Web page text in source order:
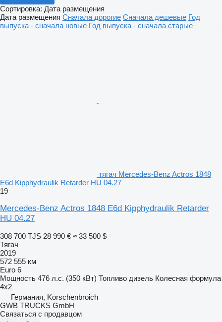
Сортировка: Дата размещения
Дата размещения Сначала дорогие Сначала дешевые Год
выпуска - сначала новые Год выпуска - сначала старые
тягач Mercedes-Benz Actros 1848
E6d Kipphydraulik Retarder HU 04.27
19
Mercedes-Benz Actros 1848 E6d Kipphydraulik Retarder
HU 04.27
308 700 TJS 28 990 € ≈ 33 500 $
Тягач
2019
572 555 км
Euro 6
Мощность 476 л.с. (350 кВт) Топливо дизель Колесная формула
4x2
Германия, Korschenbroich
GWB TRUCKS GmbH
Связаться с продавцом